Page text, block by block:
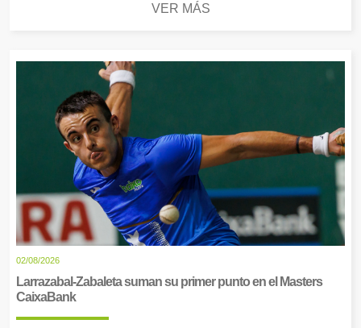
VER MÁS
02/08/2026
Larrazabal-Zabaleta suman su primer punto en el Masters
CaixaBank